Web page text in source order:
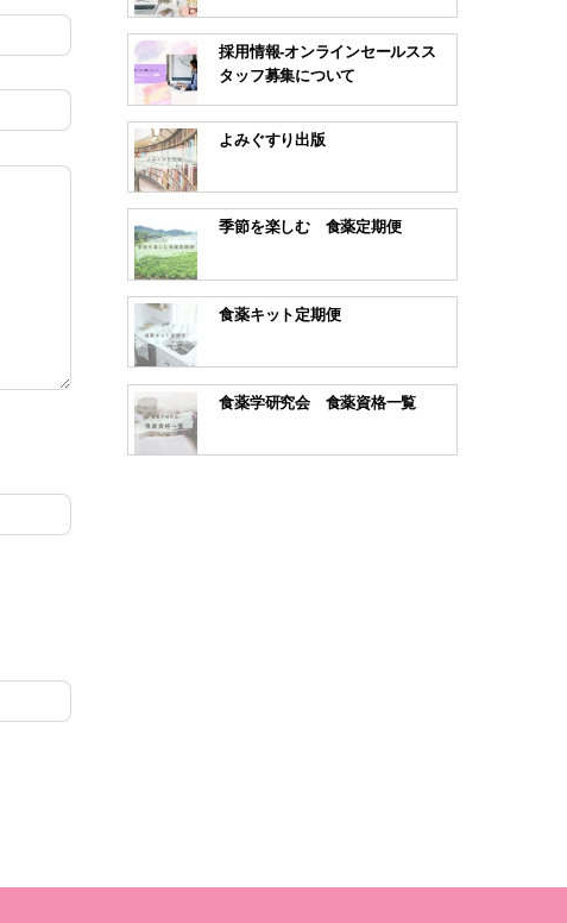
採用情報-オンラインセールスス
タッフ募集について
よみぐすり出版
季節を楽しむ 食薬定期便
食薬キット定期便
食薬学研究会 食薬資格一覧